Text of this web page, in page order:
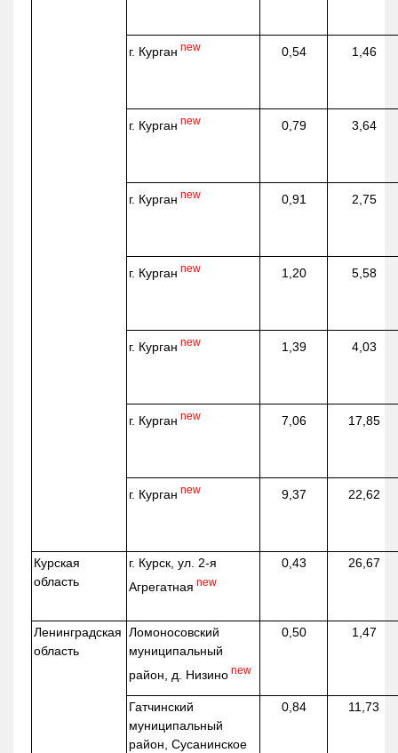
г. Курган new 0,54 1,46
г. Курган new 0,79 3,64
г. Курган new 0,91 2,75
г. Курган new 1,20 5,58
г. Курган new 1,39 4,03
г. Курган new 7,06 17,85
г. Курган new 9,37 22,62
Курская
область
г. Курск, ул. 2-я
Агрегатная new
0,43 26,67
Ленинградская
область
Ломоносовский
муниципальный
район, д. Низино new
0,50 1,47
Гатчинский
муниципальный
район, Сусанинское
0,84 11,73